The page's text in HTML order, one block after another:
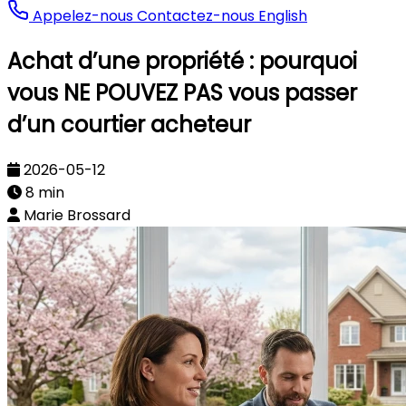
Appelez-nousContactez-nous English
Achat d’une propriété : pourquoi
vous NE POUVEZ PAS vous passer
d’un courtier acheteur
2026-05-12
8 min
Marie Brossard